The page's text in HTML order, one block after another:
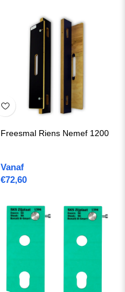
Freesmal Riens Nemef 1200
Vanaf
€72,60